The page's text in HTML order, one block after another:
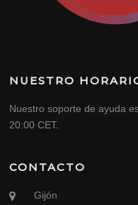
NUESTRO
Nuestro soporte de ayuda
20:00 CET.
CONTACTO
Gijón